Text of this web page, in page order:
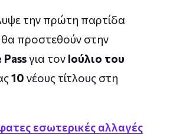
την πρώτη παρτίδα
θα προστεθούν στην
Passγια τον Ιούλιο του
10 νέους τίτλους στη
εσωτερικές αλλαγές